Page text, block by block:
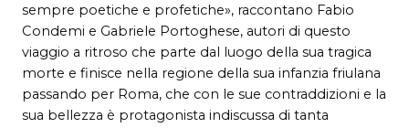
sempre poetiche e profetiche», raccontano Fabio
Condemi e Gabriele Portoghese, autori di questo
viaggio a ritroso che parte dal luogo della sua tragica
morte e finisce nella regione della sua infanzia friulana
passando per Roma, che con le sue contraddizioni e la
sua bellezza è protagonista indiscussa di tanta